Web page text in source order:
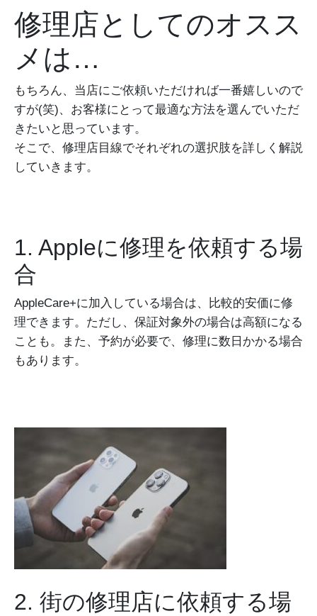
修理店としてのオスス
メは…
もちろん、当店にご依頼いただければ一番嬉しいので
すが(笑)、お客様にとって最適な方法を選んでいただ
きたいと思っています。
そこで、修理店目線でそれぞれの選択肢を詳しく解説
していきます。
1. Appleに修理を依頼する場
合
AppleCare+に加入している場合は、比較的安価に修
理できます。ただし、保証対象外の場合は高額になる
ことも。また、予約が必要で、修理に数日かかる場合
もあります。
2. 街の修理店に依頼する場